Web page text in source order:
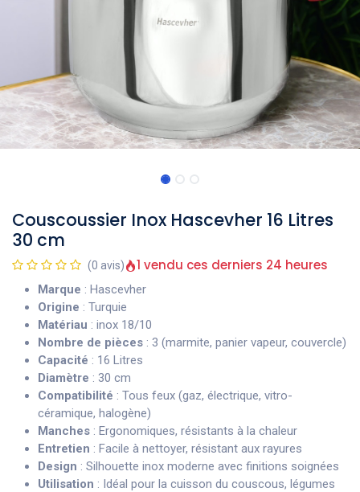
Couscoussier Inox Hascevher 16 Litres
30 cm
(0 avis) 1 vendu ces derniers 24 heures
Marque : Hascevher
Origine : Turquie
Matériau : inox 18/10
Nombre de pièces : 3 (marmite, panier vapeur, couvercle)
Capacité : 16 Litres
Diamètre : 30 cm
Compatibilité : Tous feux (gaz, électrique, vitro-
céramique, halogène)
Manches : Ergonomiques, résistants à la chaleur
Entretien : Facile à nettoyer, résistant aux rayures
Design : Silhouette inox moderne avec finitions soignées
Utilisation : Idéal pour la cuisson du couscous, légumes